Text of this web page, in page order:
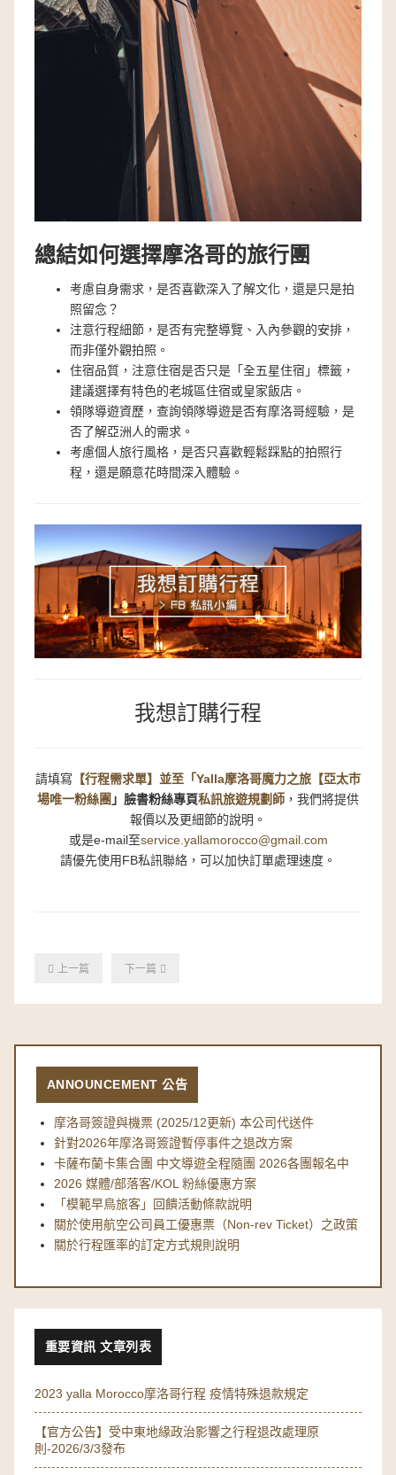
總結如何選擇摩洛哥的旅行團
考慮自身需求，是否喜歡深入了解文化，還是只是拍
照留念？
注意行程細節，是否有完整導覽、入內參觀的安排，
而非僅外觀拍照。
住宿品質，注意住宿是否只是「全五星住宿」標籤，
建議選擇有特色的老城區住宿或皇家飯店。
領隊導遊資歷，查詢領隊導遊是否有摩洛哥經驗，是
否了解亞洲人的需求。
考慮個人旅行風格，是否只喜歡輕鬆踩點的拍照行
程，還是願意花時間深入體驗。
我想訂購行程
請填寫 【行程需求單】並至 「Yalla摩洛哥魔力之旅【亞太市
場唯一粉絲團 」 臉書粉絲專頁私訊旅遊規劃師 ，我們將提供
報價以及更細節的說明。
或是e-mail至service.yallamorocco@gmail.com
請優先使用FB私訊聯絡，可以加快訂單處理速度。
上一篇 下一篇
ANNOUNCEMENT 公告
摩洛哥簽證與機票 (2025/12更新) 本公司代送件
針對2026年摩洛哥簽證暫停事件之退改方案
卡薩布蘭卡集合團 中文導遊全程隨團 2026各團報名中
2026 媒體/部落客/KOL 粉絲優惠方案
「模範早鳥旅客」回饋活動條款說明
關於使用航空公司員工優惠票（Non-rev Ticket）之政策
關於行程匯率的訂定方式規則說明
重要資訊 文章列表
2023 yalla Morocco摩洛哥行程 疫情特殊退款規定
【官方公告】受中東地緣政治影響之行程退改處理原
則-2026/3/3發布